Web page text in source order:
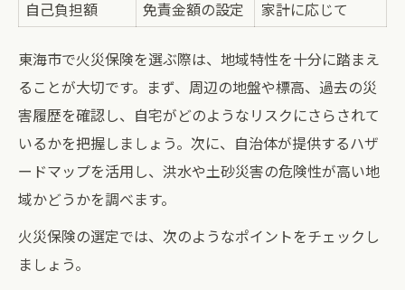
自己負担額 免責金額の設定 家計に応じて
東海市で火災保険を選ぶ際は、地域特性を十分に踏まえ
ることが大切です。まず、周辺の地盤や標高、過去の災
害履歴を確認し、自宅がどのようなリスクにさらされて
いるかを把握しましょう。次に、自治体が提供するハザ
ードマップを活用し、洪水や土砂災害の危険性が高い地
域かどうかを調べます。
火災保険の選定では、次のようなポイントをチェックし
ましょう。